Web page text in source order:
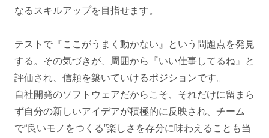
なるスキルアップを目指せます。
テストで『ここがうまく動かない』という問題点を発見
する。その気づきが、周囲から『いい仕事してるね』と
評価され、信頼を築いていけるポジションです。
自社開発のソフトウェアだからこそ、それだけに留まら
ず自分の新しいアイデアが積極的に反映され、チーム
で“良いモノをつくる”楽しさを存分に味わえることも当